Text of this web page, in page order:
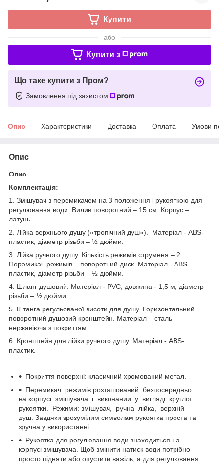
Купити
або
Купити з
Що таке купити з Пром?
Замовлення під захистом
Опис Характеристики Доставка Оплата Умови
Опис
Опис
Комплектація:
1. Змішувач з перемикачем на 3 положення і рукояткою для
регулювання води. Вилив поворотний – 15 см. Корпус –
латунь.
2. Лійка верхнього душу («тропічний душ»). Матеріал - ABS-
пластик, діаметр різьби – ½ дюйми.
3. Лійка ручного душу. Кількість режимів струменя – 2.
Перемикач режимів – поворотний диск. Матеріал - ABS-
пластик, діаметр різьби – ½ дюйми.
4. Шланг душовий. Матеріал - PVC, довжина - 1,5 м, діаметр
різьби – ½ дюйми.
5. Штанга регульованої висоти для душу. Горизонтальний
поворотний душовий кронштейн. Матеріал – сталь
нержавіюча з покриттям.
6. Кронштейн для лійки ручного душу. Матеріал - ABS-
пластик.
Покриття поверхні: класичний хромований метал.
Перемикач режимів розташований безпосередньо
на корпусі змішувача і виконаний у вигляді круглої
рукоятки. Режими: змішувач, ручна лійка, верхній
душ. Завдяки зрозумілим символам рукоятка проста та
зручна у використанні.
Рукоятка для регулювання води знаходиться на
корпусі змішувача. Щоб змінити натиск води потрібно
просто підняти або опустити важіль, а для регулювання